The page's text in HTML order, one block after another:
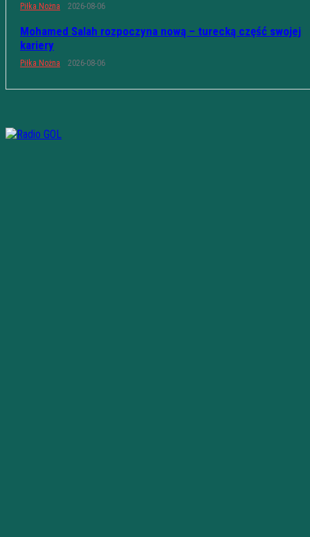
Piłka Nożna 2026-08-06
Mohamed Salah rozpoczyna nową – turecką część swojej
kariery
Piłka Nożna 2026-08-06